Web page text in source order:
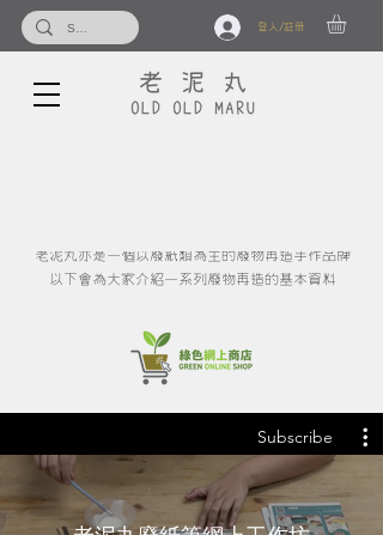
登入/註冊
老泥丸亦是一個以廢紙類為主的廢物再造手作品牌
以下會為大家介紹一系列廢物再造的基本資料
Subscribe